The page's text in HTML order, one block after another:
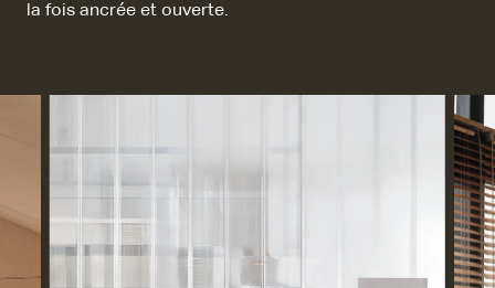
la fois ancrée et ouverte.